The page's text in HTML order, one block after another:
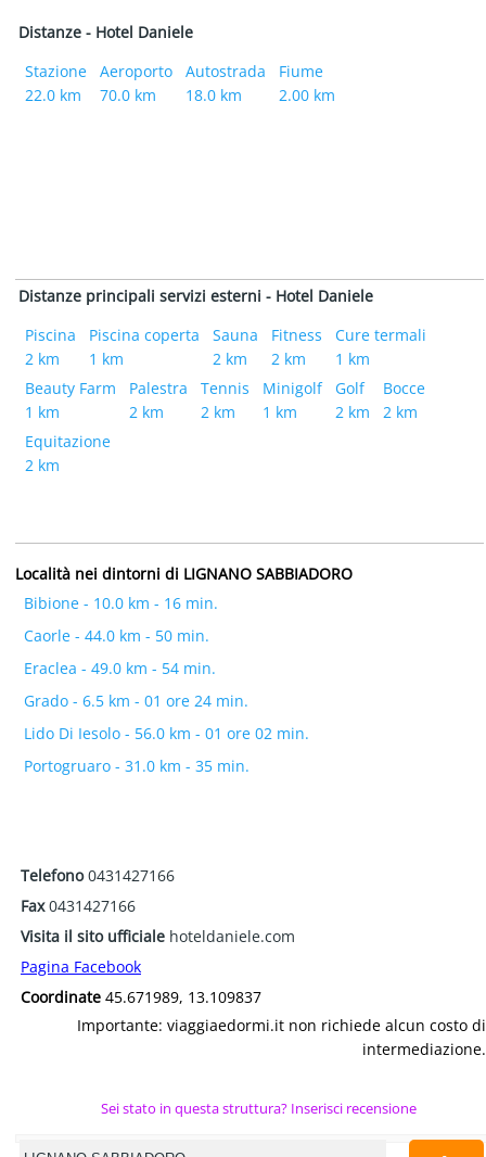
Distanze - Hotel Daniele
Stazione
22.0 km
Aeroporto
70.0 km
Autostrada
18.0 km
Fiume
2.00 km
Distanze principali servizi esterni - Hotel Daniele
Piscina
2 km
Piscina coperta
1 km
Sauna
2 km
Fitness
2 km
Cure termali
1 km
Beauty Farm
1 km
Palestra
2 km
Tennis
2 km
Minigolf
1 km
Golf
2 km
Bocce
2 km
Equitazione
2 km
Località nei dintorni di LIGNANO SABBIADORO
Bibione - 10.0 km - 16 min.
Caorle - 44.0 km - 50 min.
Eraclea - 49.0 km - 54 min.
Grado - 6.5 km - 01 ore 24 min.
Lido Di Iesolo - 56.0 km - 01 ore 02 min.
Portogruaro - 31.0 km - 35 min.
Telefono0431427166
Fax0431427166
Visita il sito ufficiale hoteldaniele.com
Pagina Facebook
Coordinate 45.671989, 13.109837
Importante: viaggiaedormi.it non richiede alcun costo di
intermediazione.
Sei stato in questa struttura? Inserisci recensione